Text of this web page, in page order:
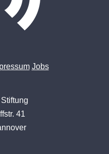
Jobs
41